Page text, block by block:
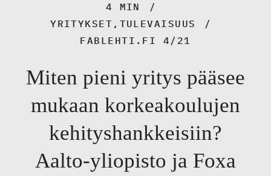
4 MIN
YRITYKSET , TULEVAISUUS
FABLEHTI.FI 4/21
Miten pieni yritys pääsee
mukaan korkeakoulujen
kehityshankkeisiin?
Aalto-yliopisto ja Foxa